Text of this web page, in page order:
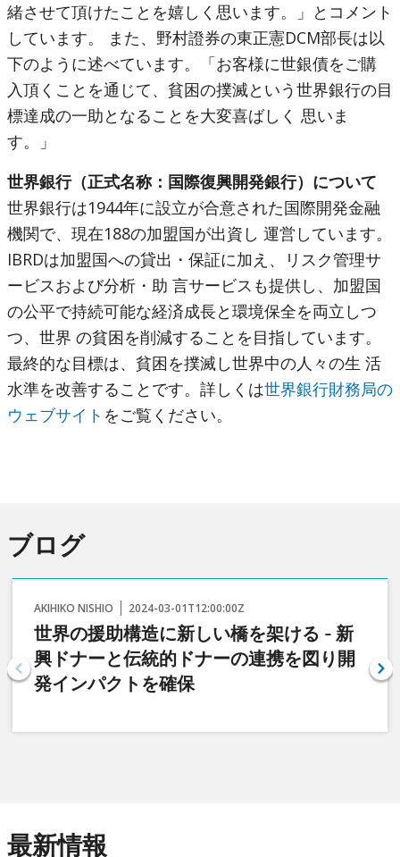
緒させて頂けたことを嬉しく思います。」とコメント
しています。 また、野村證券の東正憲DCM部長は以
下のように述べています。「お客様に世銀債をご購
入頂くことを通じて、貧困の撲滅という世界銀行の目
標達成の一助となることを大変喜ばしく 思いま
す。」
世界銀行（正式名称：国際復興開発銀行）について
世界銀行は1944年に設立が合意された国際開発金融
機関で、現在188の加盟国が出資し 運営しています。
IBRDは加盟国への貸出・保証に加え、リスク管理サ
ービスおよび分析・助 言サービスも提供し、加盟国
の公平で持続可能な経済成長と環境保全を両立しつ
つ、世界 の貧困を削減することを目指しています。
最終的な目標は、貧困を撲滅し世界中の人々の生 活
水準を改善することです。詳しくは世界銀行財務局の
ウェブサイト をご覧ください。
ブログ
AKIHIKO NISHIO 2024-03-01T12:00:00Z
世界の援助構造に新しい橋を架ける - 新
興ドナーと伝統的ドナーの連携を図り開
発インパクトを確保
最新情報